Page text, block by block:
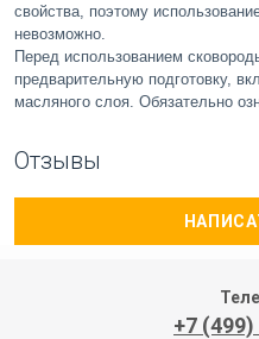
свойства, поэтому
невозможно.
Перед использованием
предварительную подготовку,
масляного слоя. Обязательно
Отзывы
+7